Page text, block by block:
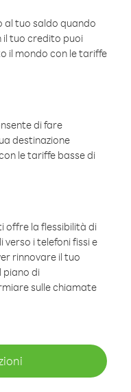
al tuo saldo quando
il tuo credito puoi
il mondo con le tariffe
di fare
destinazione
le tariffe basse di
offre la flessibilità di
i telefoni fissi e
rinnovare il tuo
piano di
sulle chiamate